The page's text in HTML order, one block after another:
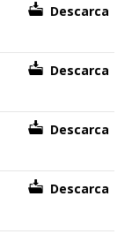
Descarca
Descarca
Descarca
Descarca